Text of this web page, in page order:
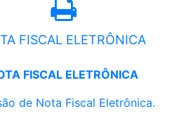
FISCAL ELETRÔNICA
FISCAL ELETRÔNICA
de Nota Fiscal Eletrônica.